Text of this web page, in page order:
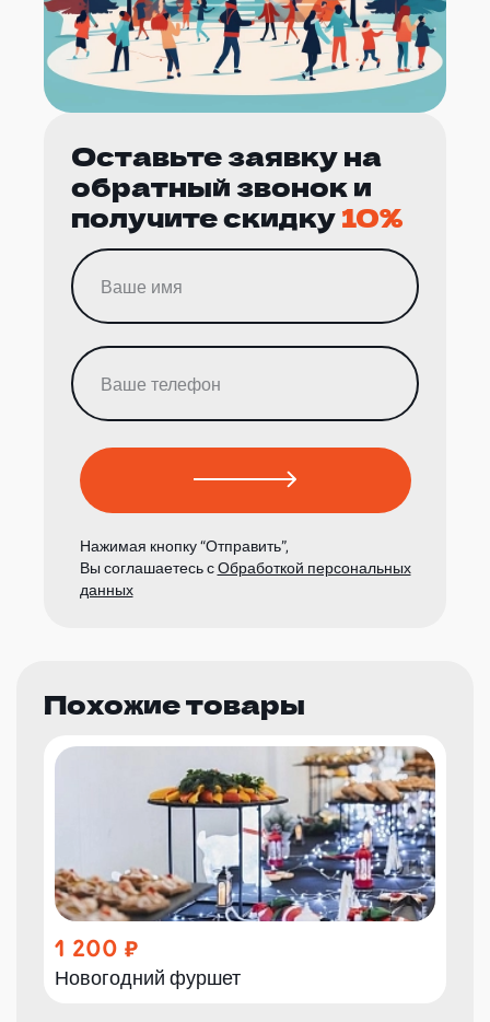
Оставьте заявку на
обратный звонок и
получите скидку10%
Нажимая кнопку “Отправить”,
Вы соглашаетесь сОбработкой персональных
данных
Похожие товары
1 200
Новогодний фуршет